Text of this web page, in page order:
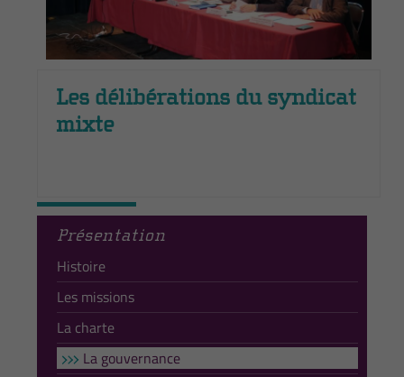
Présentation
Histoire
Les missions
La charte
La gouvernance
Les délibérations du syndicat
mixte